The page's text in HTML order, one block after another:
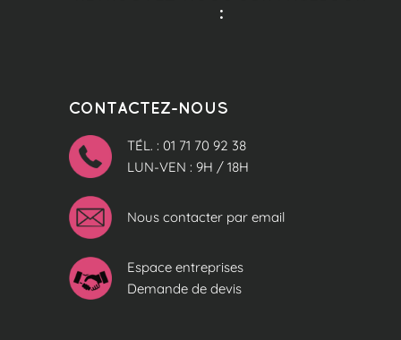
:
CONTACTEZ-NOUS
TÉL. : 01 71 70 92 38
LUN-VEN : 9H / 18H
Nous contacter par email
Espace entreprises
Demande de devis